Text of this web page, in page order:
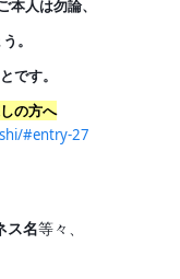
本人は勿論、
。
です。
の方へ
#entry-27
ス名等々、